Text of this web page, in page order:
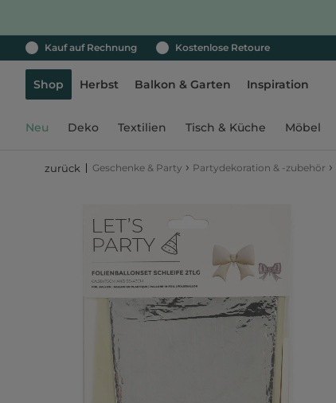
Kauf auf Rechnung Kostenlose Retoure
Shop Herbst Balkon & Garten Inspiration
Neu Deko Textilien Tisch & Küche Möbel
zurück Geschenke & Party › Partydekoration & -zubehör ›